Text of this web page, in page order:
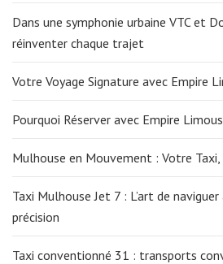
Dans une symphonie urbaine VTC et
réinventer chaque trajet
Votre Voyage Signature avec Empire
Pourquoi Réserver avec Empire
Mulhouse en Mouvement : Votre
Taxi Mulhouse Jet 7 : L’art de
précision
Taxi conventionné 31 : transports